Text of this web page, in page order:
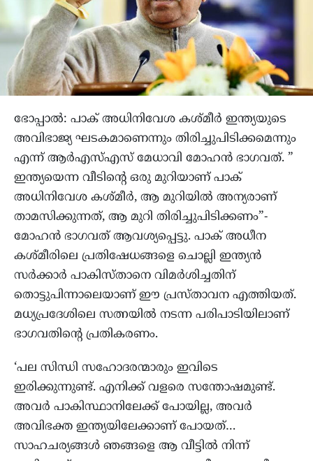
ഭോപ്പാല്‍: പാക് അധിനിവേശ കശ്മീര്‍ ഇന്ത്യയുടെ
അവിഭാജ്യ ഘടകമാണെന്നും തിരിച്ചുപിടിക്കമെന്നും
എന്ന് ആര്‍എസ്എസ് മേധാവി മോഹന്‍ ഭാഗവത്. ”
ഇന്ത്യയെന്ന വീടിന്റെ ഒരു മുറിയാണ് പാക്
അധിനിവേശ കശ്മീര്‍, ആ മുറിയില്‍ അന്യരാണ്
താമസിക്കുന്നത്, ആ മുറി തിരിച്ചുപിടിക്കണം”-
മോഹന്‍ ഭാഗവത് ആവശ്യപ്പെട്ടു. പാക് അധീന
കശ്മീരിലെ പ്രതിഷേധങ്ങളെ ചൊല്ലി ഇന്ത്യന്‍
സര്‍ക്കാര്‍ പാകിസ്താനെ വിമര്‍ശിച്ചതിന്
തൊട്ടുപിന്നാലെയാണ് ഈ പ്രസ്താവന എത്തിയത്.
മധ്യപ്രദേശിലെ സത്നയില്‍ നടന്ന പരിപാടിയിലാണ്
ഭാഗവതിന്റെ പ്രതികരണം.
‘പല സിന്ധി സഹോദരന്മാരും ഇവിടെ
ഇരിക്കുന്നുണ്ട്. എനിക്ക് വളരെ സന്തോഷമുണ്ട്.
അവര്‍ പാകിസ്ഥാനിലേക്ക് പോയില്ല, അവര്‍
അവിഭക്ത ഇന്ത്യയിലേക്കാണ് പോയത്…
സാഹചര്യങ്ങള്‍ ഞങ്ങളെ ആ വീട്ടില്‍ നിന്ന്